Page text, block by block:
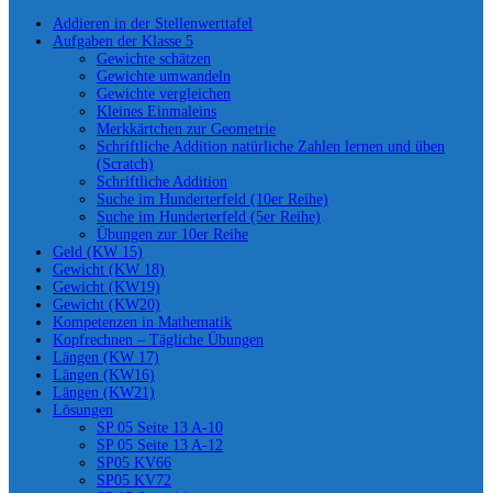
Addieren in der Stellenwerttafel
Aufgaben der Klasse 5
Gewichte schätzen
Gewichte umwandeln
Gewichte vergleichen
Kleines Einmaleins
Merkkärtchen zur Geometrie
Schriftliche Addition natürliche Zahlen lernen und üben
(Scratch)
Schriftliche Addition
Suche im Hunderterfeld (10er Reihe)
Suche im Hunderterfeld (5er Reihe)
Übungen zur 10er Reihe
Geld (KW 15)
Gewicht (KW 18)
Gewicht (KW19)
Gewicht (KW20)
Kompetenzen in Mathematik
Kopfrechnen – Tägliche Übungen
Längen (KW 17)
Längen (KW16)
Längen (KW21)
Lösungen
SP 05 Seite 13 A-10
SP 05 Seite 13 A-12
SP05 KV66
SP05 KV72